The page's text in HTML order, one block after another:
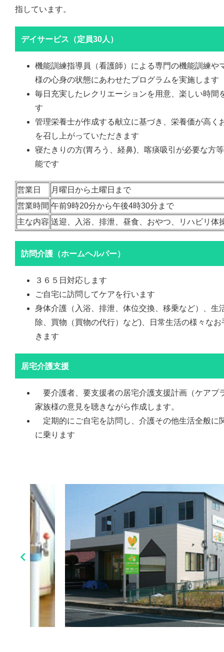
指しています。
デイサービス（定員30人）
機能訓練指導員（看護師）による専門の機能訓練や
様の心身の状態にあわせたプログラムを実施します
毎日充実したレクリエーションを用意、楽しい時間
す
管理栄養士が作成する献立に基づき、栄養価が高く
を召し上がっていただきます
寝たきりの方(胃ろう、経鼻)、喀痰吸引が必要な方
能です
営業日
月曜日から土曜日まで
営業時間 午前9時20分から午後4時30分まで
主な内容 送迎、入浴、排泄、昼食、おやつ、リハビリ体
訪問介護（ホームヘルパー）
３６５日対応します
ご自宅に訪問してケアを行います
身体介護（入浴、排泄、体位交換、移乗など）、生
除、買物（買物の代行）など)、日常生活の様々な
きます
居宅介護支援
要介護者、要支援者の居宅介護支援計画（ケアプ
家族様の意見を聴きながら作成します。
定期的にご自宅を訪問し、介護その他生活全般に
に乗ります
